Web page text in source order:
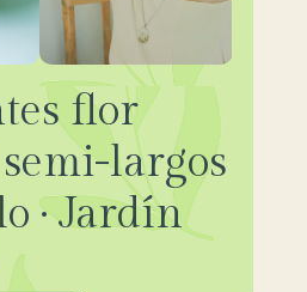
flor
largos
· Jardín